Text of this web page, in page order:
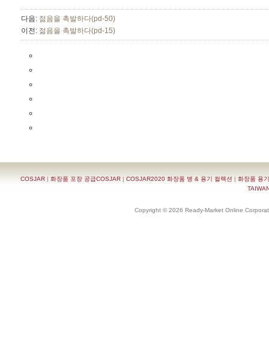
다음: 젊음을 촉발하다(pd-50)
이전: 젊음을 촉발하다(pd-15)
COSJAR | 화장품 포장 공급COSJAR | COSJAR2020 화장품 병 & 용기 컬렉션 | 화장품 용
Copyright © 2026 Ready-Market Online